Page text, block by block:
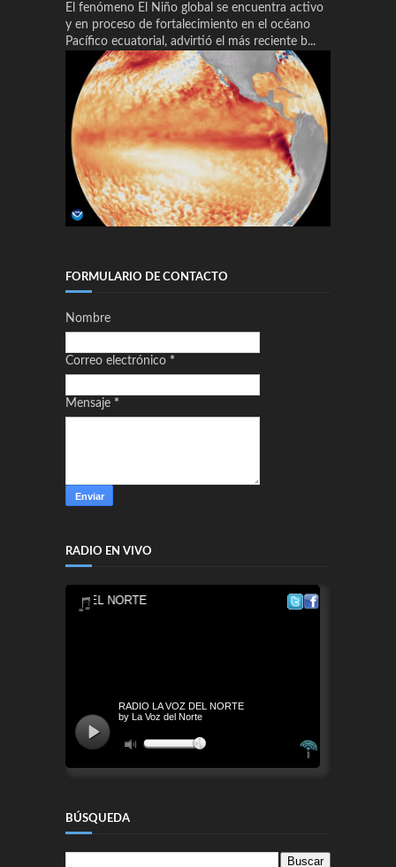
El fenómeno El Niño global se encuentra activo
y en proceso de fortalecimiento en el océano
Pacífico ecuatorial, advirtió el más reciente b...
FORMULARIO DE CONTACTO
Nombre
Correo electrónico *
Mensaje *
RADIO EN VIVO
BÚSQUEDA